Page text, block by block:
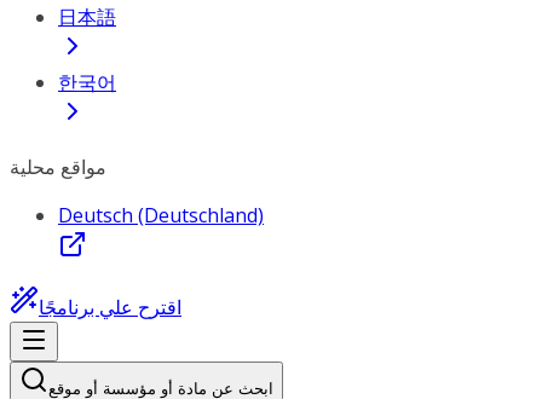
日本語
한국어
مواقع محلية
Deutsch (Deutschland)
اقترح علي برنامجًا
ابحث عن مادة أو مؤسسة أو موقع